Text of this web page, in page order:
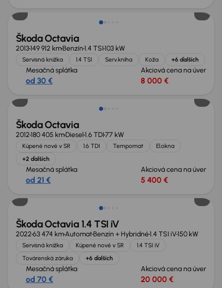
Škoda Octavia
2013149 912 kmBenzín1.4 TSI103 kW
Servisná knižka 1.4 TSI Serv.kniha Koža +6 ďalších
Mesačná splátka
od 30 €
Akciová cena na úver
8 000 €
Škoda Octavia
2012180 405 kmDiesel1.6 TDI77 kW
Kúpené nové v SR 1.6 TDI Tempomat
El.okna
+2 ďalších
Mesačná splátka
od 21 €
Akciová cena na úver
5 400 €
Škoda Octavia 1.4 TSI iV
202263 474 kmAutomatBenzín + Hybridné1.4 TSI iV150 kW
Servisná knižka Kúpené nové v SR
1.4 TSI iV
Továrenská záruka
+6 ďalších
Mesačná splátka
od 70 €
Akciová cena na úver
20 000 €